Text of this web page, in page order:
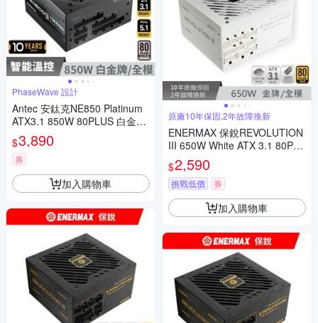
PhaseWave 設計
Antec 安鈦克NE850 Platinum
ATX3.1 850W 80PLUS 白金牌
電源供應器
$3,890
券
加入購物車
原廠10年保固,2年故障換新
ENERMAX 保銳REVOLUTION
III 650W White ATX 3.1 80PLU
S 金牌 電源供應器(白色)
$2,590
挑戰低價 券
加入購物車